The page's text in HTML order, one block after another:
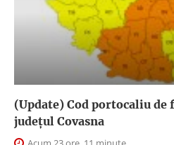
(Update) Cod portocaliu
judeţul Covasna